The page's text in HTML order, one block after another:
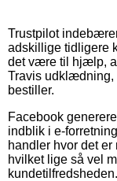
Trustpilot
adskillige tidligere
det være til hjælp,
Travis udklædning,
bestiller.
Facebook
indblik i e-
handler hvor det
hvilket lige så vel
kundetilfredsheden.